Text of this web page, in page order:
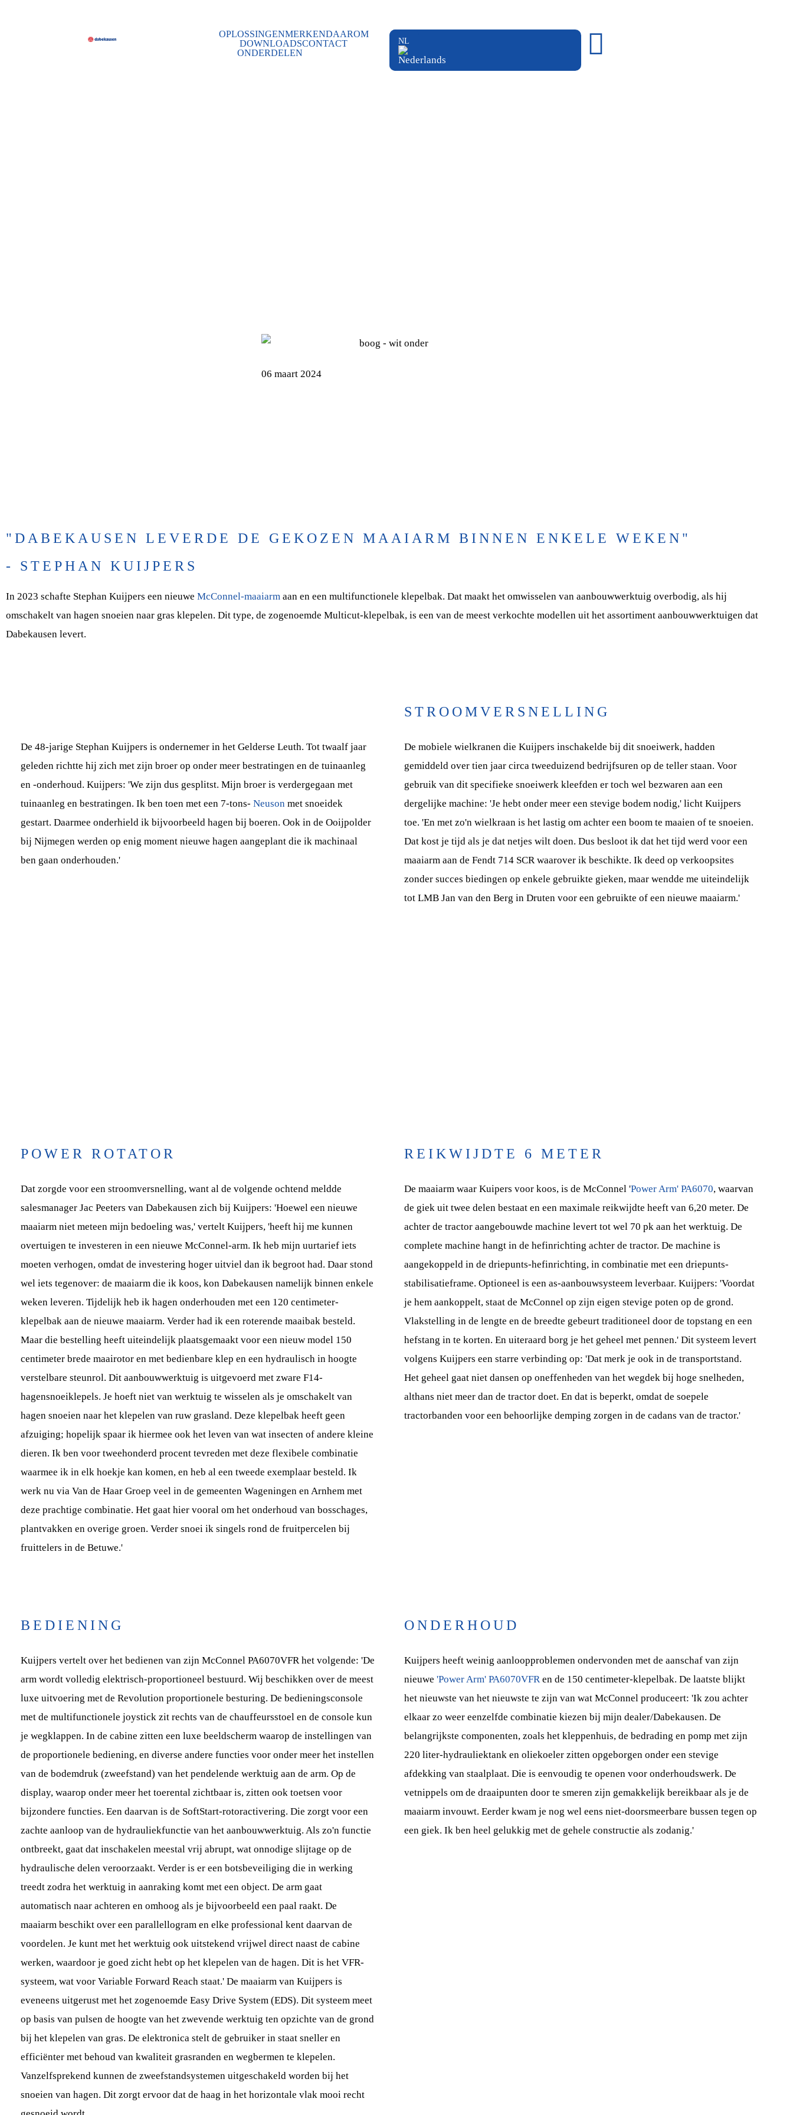
OPLOSSINGENMERKENDAAROM
DOWNLOADSCONTACT
ONDERDELEN
06 maart 2024
"DABEKAUSEN LEVERDE DE GEKOZEN MAAIARM BINNEN ENKELE WEKEN"
- STEPHAN KUIJPERS
In 2023 schafte Stephan Kuijpers een nieuwe McConnel-maaiarm aan en een multifunctionele klepelbak. Dat maakt het omwisselen van aanbouwwerktuig overbodig, als hij
omschakelt van hagen snoeien naar gras klepelen. Dit type, de zogenoemde Multicut-klepelbak, is een van de meest verkochte modellen uit het assortiment aanbouwwerktuigen dat
Dabekausen levert.
De 48-jarige Stephan Kuijpers is ondernemer in het Gelderse Leuth. Tot twaalf jaar
geleden richtte hij zich met zijn broer op onder meer bestratingen en de tuinaanleg
en -onderhoud. Kuijpers: 'We zijn dus gesplitst. Mijn broer is verdergegaan met
tuinaanleg en bestratingen. Ik ben toen met een 7-tons- Neuson met snoeidek
gestart. Daarmee onderhield ik bijvoorbeeld hagen bij boeren. Ook in de Ooijpolder
bij Nijmegen werden op enig moment nieuwe hagen aangeplant die ik machinaal
ben gaan onderhouden.'
STROOMVERSNELLING
De mobiele wielkranen die Kuijpers inschakelde bij dit snoeiwerk, hadden
gemiddeld over tien jaar circa tweeduizend bedrijfsuren op de teller staan. Voor
gebruik van dit specifieke snoeiwerk kleefden er toch wel bezwaren aan een
dergelijke machine: 'Je hebt onder meer een stevige bodem nodig,' licht Kuijpers
toe. 'En met zo'n wielkraan is het lastig om achter een boom te maaien of te snoeien.
Dat kost je tijd als je dat netjes wilt doen. Dus besloot ik dat het tijd werd voor een
maaiarm aan de Fendt 714 SCR waarover ik beschikte. Ik deed op verkoopsites
zonder succes biedingen op enkele gebruikte gieken, maar wendde me uiteindelijk
tot LMB Jan van den Berg in Druten voor een gebruikte of een nieuwe maaiarm.'
POWER ROTATOR
Dat zorgde voor een stroomversnelling, want al de volgende ochtend meldde
salesmanager Jac Peeters van Dabekausen zich bij Kuijpers: 'Hoewel een nieuwe
maaiarm niet meteen mijn bedoeling was,' vertelt Kuijpers, 'heeft hij me kunnen
overtuigen te investeren in een nieuwe McConnel-arm. Ik heb mijn uurtarief iets
moeten verhogen, omdat de investering hoger uitviel dan ik begroot had. Daar stond
wel iets tegenover: de maaiarm die ik koos, kon Dabekausen namelijk binnen enkele
weken leveren. Tijdelijk heb ik hagen onderhouden met een 120 centimeter-
klepelbak aan de nieuwe maaiarm. Verder had ik een roterende maaibak besteld.
Maar die bestelling heeft uiteindelijk plaatsgemaakt voor een nieuw model 150
centimeter brede maairotor en met bedienbare klep en een hydraulisch in hoogte
verstelbare steunrol. Dit aanbouwwerktuig is uitgevoerd met zware F14-
hagensnoeiklepels. Je hoeft niet van werktuig te wisselen als je omschakelt van
hagen snoeien naar het klepelen van ruw grasland. Deze klepelbak heeft geen
afzuiging; hopelijk spaar ik hiermee ook het leven van wat insecten of andere kleine
dieren. Ik ben voor tweehonderd procent tevreden met deze flexibele combinatie
waarmee ik in elk hoekje kan komen, en heb al een tweede exemplaar besteld. Ik
werk nu via Van de Haar Groep veel in de gemeenten Wageningen en Arnhem met
deze prachtige combinatie. Het gaat hier vooral om het onderhoud van bosschages,
plantvakken en overige groen. Verder snoei ik singels rond de fruitpercelen bij
fruittelers in de Betuwe.'
REIKWIJDTE 6 METER
De maaiarm waar Kuipers voor koos, is de McConnel 'Power Arm' PA6070, waarvan
de giek uit twee delen bestaat en een maximale reikwijdte heeft van 6,20 meter. De
achter de tractor aangebouwde machine levert tot wel 70 pk aan het werktuig. De
complete machine hangt in de hefinrichting achter de tractor. De machine is
aangekoppeld in de driepunts-hefinrichting, in combinatie met een driepunts-
stabilisatieframe. Optioneel is een as-aanbouwsysteem leverbaar. Kuijpers: 'Voordat
je hem aankoppelt, staat de McConnel op zijn eigen stevige poten op de grond.
Vlakstelling in de lengte en de breedte gebeurt traditioneel door de topstang en een
hefstang in te korten. En uiteraard borg je het geheel met pennen.' Dit systeem levert
volgens Kuijpers een starre verbinding op: 'Dat merk je ook in de transportstand.
Het geheel gaat niet dansen op oneffenheden van het wegdek bij hoge snelheden,
althans niet meer dan de tractor doet. En dat is beperkt, omdat de soepele
tractorbanden voor een behoorlijke demping zorgen in de cadans van de tractor.'
BEDIENING
Kuijpers vertelt over het bedienen van zijn McConnel PA6070VFR het volgende: 'De
arm wordt volledig elektrisch-proportioneel bestuurd. Wij beschikken over de meest
luxe uitvoering met de Revolution proportionele besturing. De bedieningsconsole
met de multifunctionele joystick zit rechts van de chauffeursstoel en de console kun
je wegklappen. In de cabine zitten een luxe beeldscherm waarop de instellingen van
de proportionele bediening, en diverse andere functies voor onder meer het instellen
van de bodemdruk (zweefstand) van het pendelende werktuig aan de arm. Op de
display, waarop onder meer het toerental zichtbaar is, zitten ook toetsen voor
bijzondere functies. Een daarvan is de SoftStart-rotoractivering. Die zorgt voor een
zachte aanloop van de hydrauliekfunctie van het aanbouwwerktuig. Als zo'n functie
ontbreekt, gaat dat inschakelen meestal vrij abrupt, wat onnodige slijtage op de
hydraulische delen veroorzaakt. Verder is er een botsbeveiliging die in werking
treedt zodra het werktuig in aanraking komt met een object. De arm gaat
automatisch naar achteren en omhoog als je bijvoorbeeld een paal raakt. De
maaiarm beschikt over een parallellogram en elke professional kent daarvan de
voordelen. Je kunt met het werktuig ook uitstekend vrijwel direct naast de cabine
werken, waardoor je goed zicht hebt op het klepelen van de hagen. Dit is het VFR-
systeem, wat voor Variable Forward Reach staat.' De maaiarm van Kuijpers is
eveneens uitgerust met het zogenoemde Easy Drive System (EDS). Dit systeem meet
op basis van pulsen de hoogte van het zwevende werktuig ten opzichte van de grond
bij het klepelen van gras. De elektronica stelt de gebruiker in staat sneller en
efficiënter met behoud van kwaliteit grasranden en wegbermen te klepelen.
Vanzelfsprekend kunnen de zweefstandsystemen uitgeschakeld worden bij het
snoeien van hagen. Dit zorgt ervoor dat de haag in het horizontale vlak mooi recht
ONDERHOUD
Kuijpers heeft weinig aanloopproblemen ondervonden met de aanschaf van zijn
nieuwe 'Power Arm' PA6070VFRen de 150 centimeter-klepelbak. De laatste blijkt
het nieuwste van het nieuwste te zijn van wat McConnel produceert: 'Ik zou achter
elkaar zo weer eenzelfde combinatie kiezen bij mijn dealer/Dabekausen. De
belangrijkste componenten, zoals het kleppenhuis, de bedrading en pomp met zijn
220 liter-hydrauliektank en oliekoeler zitten opgeborgen onder een stevige
afdekking van staalplaat. Die is eenvoudig te openen voor onderhoudswerk. De
vetnippels om de draaipunten door te smeren zijn gemakkelijk bereikbaar als je de
maaiarm invouwt. Eerder kwam je nog wel eens niet-doorsmeerbare bussen tegen op
een giek. Ik ben heel gelukkig met de gehele constructie als zodanig.'